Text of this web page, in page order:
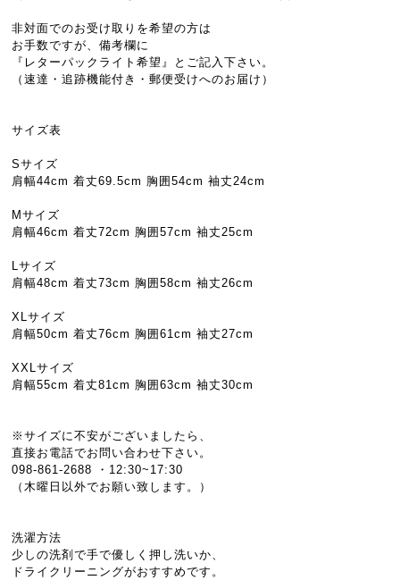
非対面でのお受け取りを希望の方は
お手数ですが、備考欄に
『レターパックライト希望』とご記入下さい。
（速達・追跡機能付き・郵便受けへのお届け）
サイズ表
Sサイズ
肩幅44cm 着丈69.5cm 胸囲54cm 袖丈24cm
Mサイズ
肩幅46cm 着丈72cm 胸囲57cm 袖丈25cm
Lサイズ
肩幅48cm 着丈73cm 胸囲58cm 袖丈26cm
XLサイズ
肩幅50cm 着丈76cm 胸囲61cm 袖丈27cm
XXLサイズ
肩幅55cm 着丈81cm 胸囲63cm 袖丈30cm
※サイズに不安がございましたら、
直接お電話でお問い合わせ下さい。
098-861-2688 ・12:30~17:30
（木曜日以外でお願い致します。）
洗濯方法
少しの洗剤で手で優しく押し洗いか、
ドライクリーニングがおすすめです。